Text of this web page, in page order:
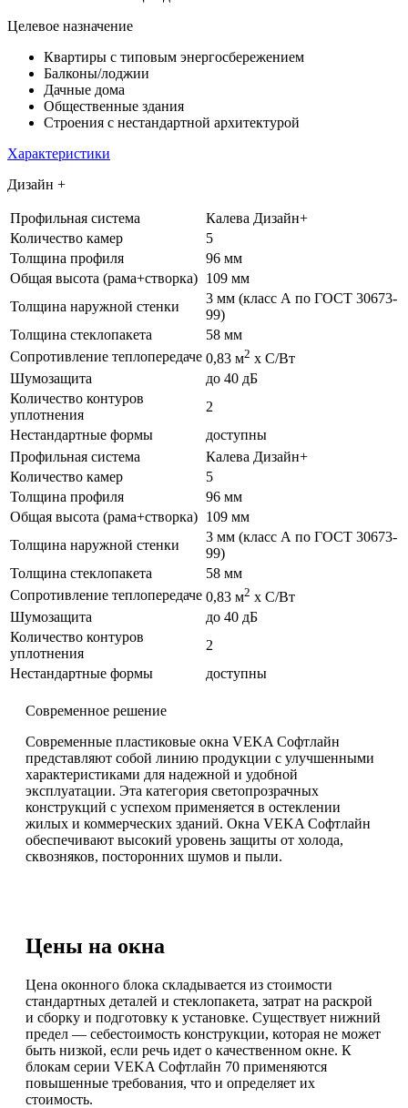
Целевое назначение
Квартиры с типовым энергосбережением
Балконы/лоджии
Дачные дома
Общественные здания
Строения с нестандартной архитектурой
Характеристики
Дизайн +
Профильная система
Калева Дизайн+
Количество камер
5
Толщина профиля
96 мм
Общая высота (рама+створка) 109 мм
Толщина наружной стенки
3 мм (класс А по ГОСТ 30673-
99)
Толщина стеклопакета
58 мм
Сопротивление теплопередаче 0,83 м2 х С/Вт
Шумозащита
до 40 дБ
Количество контуров
уплотнения
2
Нестандартные формы
доступны
Профильная система
Калева Дизайн+
Количество камер
5
Толщина профиля
96 мм
Общая высота (рама+створка) 109 мм
Толщина наружной стенки
3 мм (класс А по ГОСТ 30673-
99)
Толщина стеклопакета
58 мм
Сопротивление теплопередаче 0,83 м2 х С/Вт
Шумозащита
до 40 дБ
Количество контуров
уплотнения
2
Нестандартные формы
доступны
Современное решение
Современные пластиковые окна VEKA Софтлайн
представляют собой линию продукции с улучшенными
характеристиками для надежной и удобной
эксплуатации. Эта категория светопрозрачных
конструкций с успехом применяется в остеклении
жилых и коммерческих зданий. Окна VEKA Софтлайн
обеспечивают высокий уровень защиты от холода,
сквозняков, посторонних шумов и пыли.
Цены на окна
Цена оконного блока складывается из стоимости
стандартных деталей и стеклопакета, затрат на раскрой
и сборку и подготовку к установке. Существует нижний
предел — себестоимость конструкции, которая не может
быть низкой, если речь идет о качественном окне. К
блокам серии VEKA Софтлайн 70 применяются
повышенные требования, что и определяет их
стоимость.